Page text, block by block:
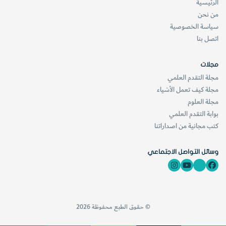
والصخور الجرانيتية بصفة عامة أكثر أنواع الصخور انتشاراً فهي
الرئيسية
من نحن
سياسة الخصوصية
اتصل بنا
مجلات
مجلة التقدم العلمي
مجلة كيف تعمل الأشياء
مجلة العلوم
بوابة التقدم العلمي
كتب مجانية من اصداراتنا
وسائل التواصل الاجتماعي
© حقوق الطبع محفوظة 2026